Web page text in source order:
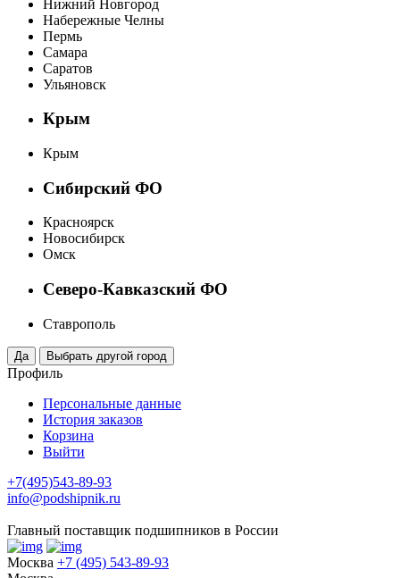
Нижний Новгород
Набережные Челны
Пермь
Самара
Саратов
Ульяновск
Крым
Крым
Сибирский ФО
Красноярск
Новосибирск
Омск
Северо-Кавказский ФО
Ставрополь
Профиль
Персональные данные
История заказов
Корзина
Выйти
+7(495)543-89-93
info@podshipnik.ru
Главный поставщик подшипников в России
Москва +7 (495) 543-89-93